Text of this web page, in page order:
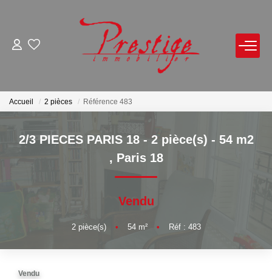
ACHETER
LOUER
VENDRE
Avis De Valeur Sur Rendez-Vous
Biens Vendus
NOTRE AGENCE
Accueil 2 pièces Référence 483
2/3 PIECES PARIS 18 - 2 pièce(s) - 54 m2
, Paris 18
Vendu
2pièce(s) • 54m² • Réf : 483
Vendu